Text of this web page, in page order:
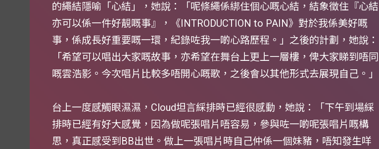
的繩結隱喻「心結」，她說：「呢條繩係綁住個心嘅心結，結象徵住『心結
亦可以係一件好靚嘅事』，《INTRODUCTION to PAIN》對於我係美好嘅
事，係成長好重要嘅一環，紀錄咗我一啲心路歷程。」之後的計劃，她說：
「希望可以唱出大家嘅故事，亦希望在舞台上更上一層樓，俾大家睇到唔同
嘅雲浩影。今次唱片比較多唔開心嘅歌，之後會以其他形式去展現自己。」
台上一度感觸眼濕濕，Cloud坦言綵排時已經很感動，她說：「下午到場綵
排時已經有好大感覺，因為做呢張唱片唔容易，參與咗一啲呢張唱片嘅構
思，真正感受到BB出世。做上一張唱片時自己仲係一個妹豬，唔知發生咩